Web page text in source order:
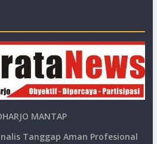
MANTAP
Tanggap Aman Profesional